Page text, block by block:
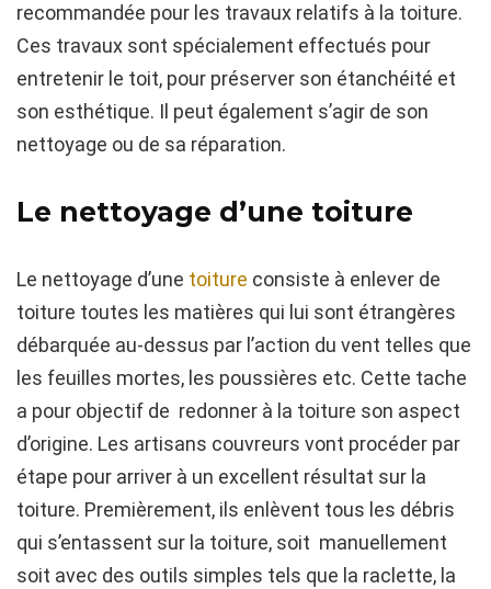
recommandée pour les travaux relatifs à la toiture.
Ces travaux sont spécialement effectués pour
entretenir le toit, pour préserver son étanchéité et
son esthétique. Il peut également s’agir de son
nettoyage ou de sa réparation.
Le nettoyage d’une toiture
Le nettoyage d’une toiture consiste à enlever de
toiture toutes les matières qui lui sont étrangères
débarquée au-dessus par l’action du vent telles que
les feuilles mortes, les poussières etc. Cette tache
a pour objectif de redonner à la toiture son aspect
d’origine. Les artisans couvreurs vont procéder par
étape pour arriver à un excellent résultat sur la
toiture. Premièrement, ils enlèvent tous les débris
qui s’entassent sur la toiture, soit manuellement
soit avec des outils simples tels que la raclette, la